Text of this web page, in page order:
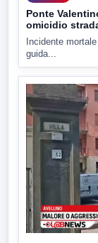
Ponte
omicidio
Incidente
guida...